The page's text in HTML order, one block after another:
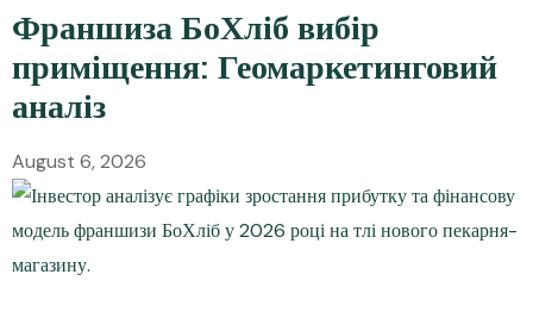
Франшиза БоХліб вибір
приміщення: Геомаркетинговий
аналіз
August 6, 2026